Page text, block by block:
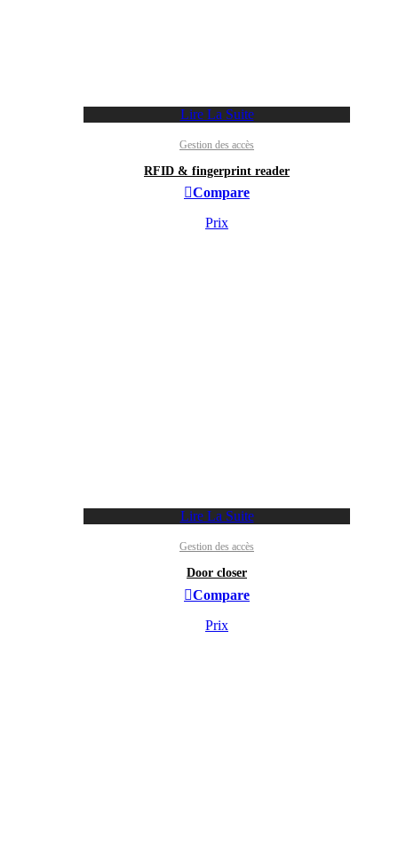
Lire La Suite
Gestion des accès
RFID & fingerprint reader
Compare
Prix
Lire La Suite
Gestion des accès
Door closer
Compare
Prix